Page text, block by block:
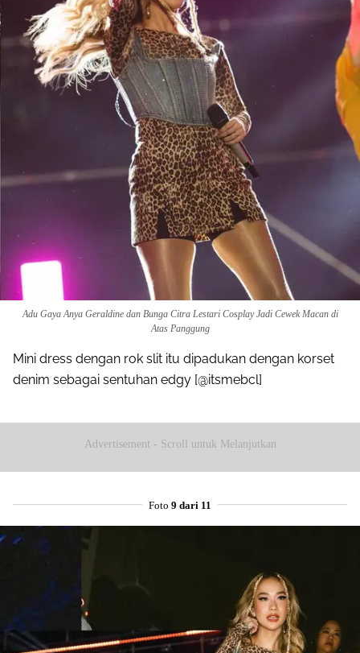
Adu Gaya Anya Geraldine dan Bunga Citra Lestari Cosplay Jadi Cewek Macan di
Atas Panggung
Mini dress dengan rok slit itu dipadukan dengan korset
denim sebagai sentuhan edgy [@itsmebcl]
Advertisement - Scroll untuk Melanjutkan
Foto 9 dari 11